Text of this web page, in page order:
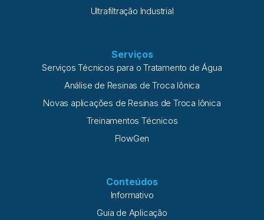
Ultrafiltração Industrial
Serviços
Serviços Técnicos para o Tratamento de Água
Análise de Resinas de Troca Iônica
Novas aplicações de Resinas de Troca Iônica
Treinamentos Técnicos
FlowGen
Conteúdos
Informativo
Guia de Aplicação